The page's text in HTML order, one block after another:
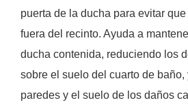
puerta de la ducha para evitar
fuera del recinto. Ayuda a
ducha contenida, reduciendo los
sobre el suelo del cuarto de baño,
paredes y el suelo de los daños